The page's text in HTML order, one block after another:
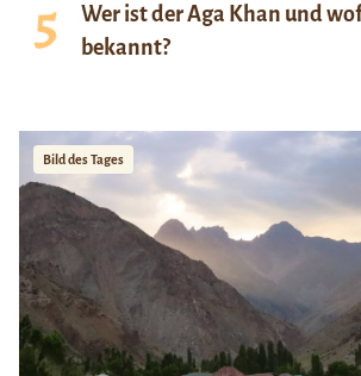
Wer ist der Aga Khan und
bekannt?
Bild des Tages